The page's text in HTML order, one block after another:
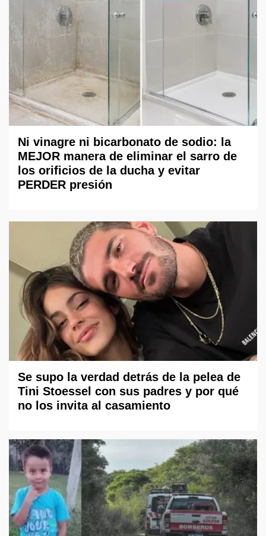
Ni vinagre ni bicarbonato de sodio: la
MEJOR manera de eliminar el sarro de
los orificios de la ducha y evitar
PERDER presión
Se supo la verdad detrás de la pelea de
Tini Stoessel con sus padres y por qué
no los invita al casamiento